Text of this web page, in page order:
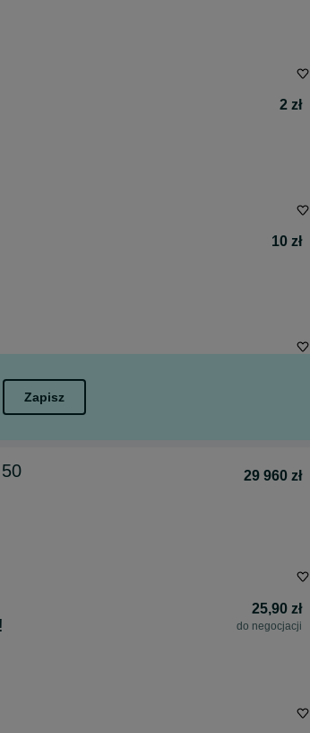
2 zł
10 zł
Zapisz
29 960 zł
25,90 zł
do negocjacji